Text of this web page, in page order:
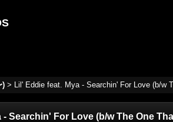
) > Lil' Eddie feat. Mya - Searchin' For Love (b/w
- Searchin' For Love (b/w The One